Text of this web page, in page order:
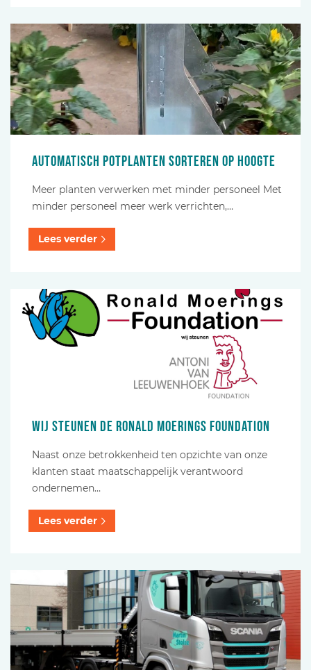
Automatisch potplanten sorteren op hoogte
Meer planten verwerken met minder personeel Met
minder personeel meer werk verrichten,…
Lees verder
Wij steunen de Ronald Moerings foundation
Naast onze betrokkenheid ten opzichte van onze
klanten staat maatschappelijk verantwoord
ondernemen…
Lees verder